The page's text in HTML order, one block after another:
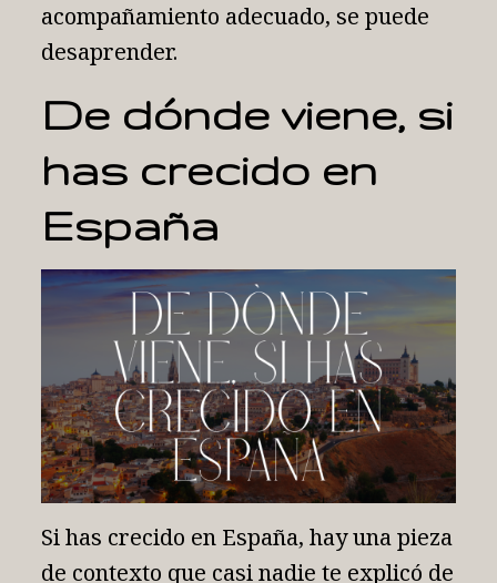
acompañamiento adecuado, se puede
desaprender.
De dónde viene, si
has crecido en
España
Si has crecido en España, hay una pieza
de contexto que casi nadie te explicó de